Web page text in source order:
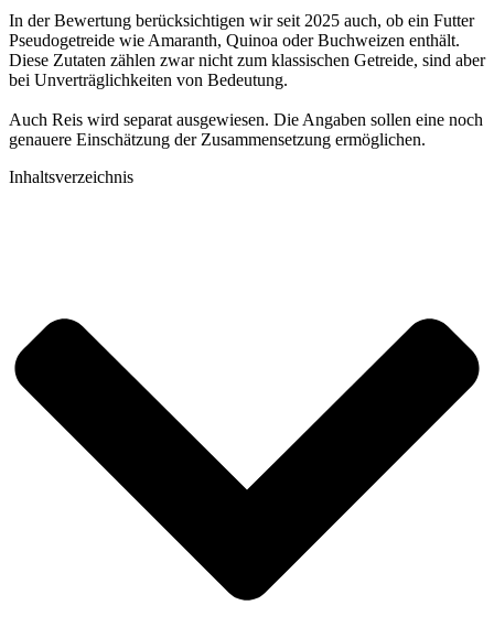
In der Bewertung berücksichtigen wir seit 2025 auch, ob ein Futter
Pseudogetreide wie Amaranth, Quinoa oder Buchweizen enthält.
Diese Zutaten zählen zwar nicht zum klassischen Getreide, sind aber
bei Unverträglichkeiten von Bedeutung.
Auch Reis wird separat ausgewiesen. Die Angaben sollen eine noch
genauere Einschätzung der Zusammensetzung ermöglichen.
Inhaltsverzeichnis​